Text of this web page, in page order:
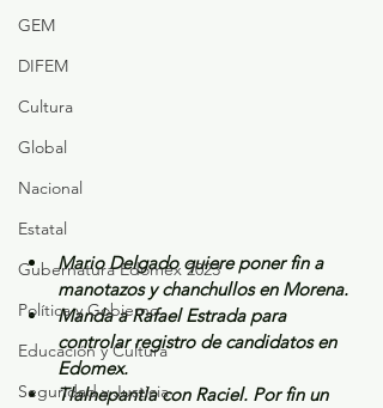
GEM
DIFEM
Cultura
Global
Nacional
Estatal
Gubernatura Edoméx 2023
Política y Gobierno
Educación y Cultura
Seguridad y Justicia
Mario Delgado quiere poner fin a
manotazos y chanchullos en Morena.
Manda a Rafael Estrada para
controlar registro de candidatos en
Edomex.
Tlalnepantla con Raciel. Por fin un